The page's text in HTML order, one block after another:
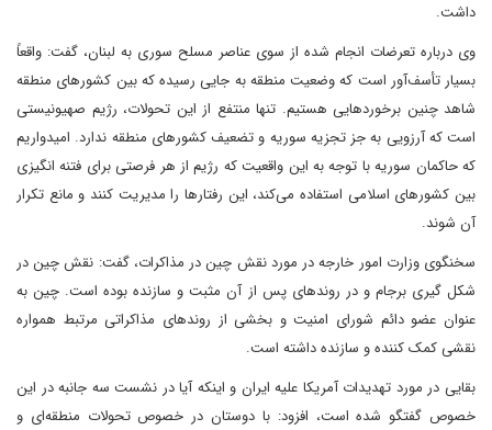
داشت.
وی درباره تعرضات انجام شده از سوی عناصر مسلح سوری به لبنان، گفت: واقعاً
بسیار تأسف‌آور است که وضعیت منطقه به جایی رسیده که بین کشورهای منطقه
شاهد چنین برخوردهایی هستیم. تنها منتفع از این تحولات، رژیم صهیونیستی
است که آرزویی به جز تجزیه سوریه و تضعیف کشورهای منطقه ندارد. امیدواریم
که حاکمان سوریه با توجه به این واقعیت که رژیم از هر فرصتی برای فتنه انگیزی
بین کشورهای اسلامی استفاده می‌کند، این رفتارها را مدیریت کنند و مانع تکرار
آن شوند.
سخنگوی وزارت امور خارجه در مورد نقش چین در مذاکرات، گفت: نقش چین در
شکل گیری برجام و در روندهای پس از آن مثبت و سازنده بوده است. چین به
عنوان عضو دائم شورای امنیت و بخشی از روندهای مذاکراتی مرتبط همواره
نقشی کمک کننده و سازنده داشته است.
بقایی در مورد تهدیدات آمریکا علیه ایران و اینکه آیا در نشست سه جانبه در این
خصوص گفتگو شده است، افزود: با دوستان در خصوص تحولات منطقه‌ای و